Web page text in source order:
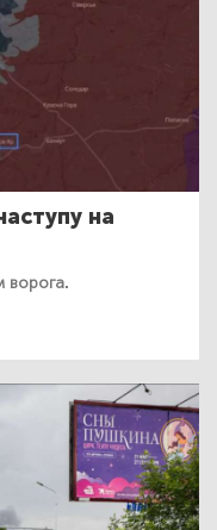
на
ворога.